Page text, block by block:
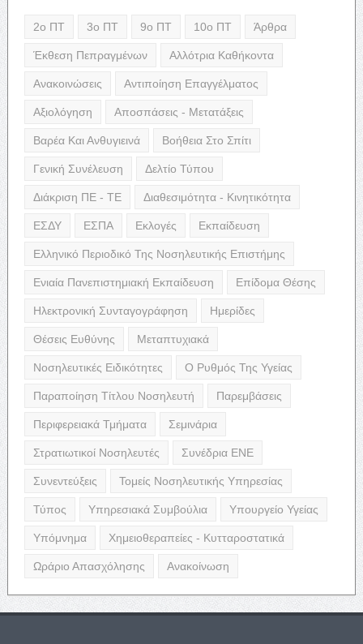
2ο ΠΤ 3ο ΠΤ 9ο ΠΤ 10ο ΠΤ Άρθρα
Έκθεση Πεπραγμένων Αλλότρια Καθήκοντα
Ανακοινώσεις Αντιποίηση Επαγγέλματος
Αξιολόγηση Αποσπάσεις - Μετατάξεις
Βαρέα Και Ανθυγιεινά Βοήθεια Στο Σπίτι
Γενική Συνέλευση Δελτίο Τύπου
Διάκριση ΠΕ - ΤΕ Διαθεσιμότητα - Κινητικότητα
ΕΣΔΥ ΕΣΠΑ Εκλογές Εκπαίδευση
Ελληνικό Περιοδικό Της Νοσηλευτικής Επιστήμης
Ενιαία Πανεπιστημιακή Εκπαίδευση Επίδομα Θέσης
Ηλεκτρονική Συνταγογράφηση Ημερίδες
Θέσεις Ευθύνης Μεταπτυχιακά
Νοσηλευτικές Ειδικότητες Ο Ρυθμός Της Υγείας
Παραποίηση Τίτλου Νοσηλευτή Παρεμβάσεις
Περιφερειακά Τμήματα Σεμινάρια
Στρατιωτικοί Νοσηλευτές Συνέδρια ΕΝΕ
Συνεντεύξεις Τομείς Νοσηλευτικής Υπηρεσίας
Τύπος Υπηρεσιακά Συμβούλια Υπουργείο Υγείας
Υπόμνημα Χημειοθεραπείες - Κυτταροστατικά
Ωράριο Απασχόλησης Ανακοίνωση